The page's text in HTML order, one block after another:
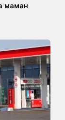
маман